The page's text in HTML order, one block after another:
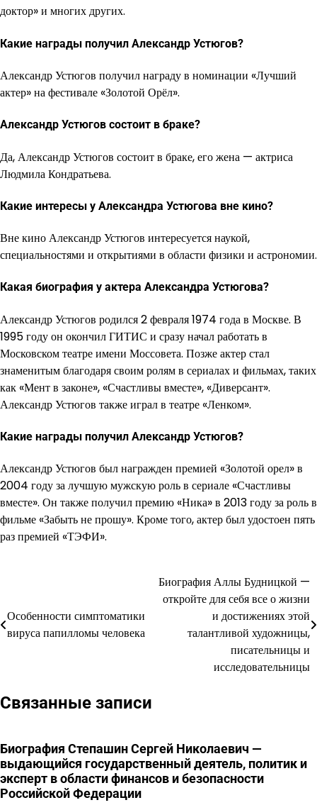
доктор» и многих других.
Какие награды получил Александр Устюгов?
Александр Устюгов получил награду в номинации «Лучший
актер» на фестивале «Золотой Орёл».
Александр Устюгов состоит в браке?
Да, Александр Устюгов состоит в браке, его жена — актриса
Людмила Кондратьева.
Какие интересы у Александра Устюгова вне кино?
Вне кино Александр Устюгов интересуется наукой,
специальностями и открытиями в области физики и астрономии.
Какая биография у актера Александра Устюгова?
Александр Устюгов родился 2 февраля 1974 года в Москве. В
1995 году он окончил ГИТИС и сразу начал работать в
Московском театре имени Моссовета. Позже актер стал
знаменитым благодаря своим ролям в сериалах и фильмах, таких
как «Мент в законе», «Счастливы вместе», «Диверсант».
Александр Устюгов также играл в театре «Ленком».
Какие награды получил Александр Устюгов?
Александр Устюгов был награжден премией «Золотой орел» в
2004 году за лучшую мужскую роль в сериале «Счастливы
вместе». Он также получил премию «Ника» в 2013 году за роль в
фильме «Забыть не прошу». Кроме того, актер был удостоен пять
раз премией «ТЭФИ».
по
записям
Особенности симптоматики
вируса папилломы человека
Биография Аллы Будницкой —
откройте для себя все о жизни
и достижениях этой
талантливой художницы,
писательницы и
исследовательницы
Связанные записи
Биография Степашин Сергей Николаевич —
выдающийся государственный деятель, политик и
эксперт в области финансов и безопасности
Российской Федерации